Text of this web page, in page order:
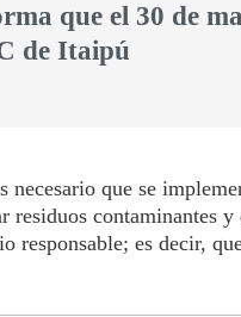
que el 30 de
de Itaipú
necesario que se
residuos contaminantes
responsable; es decir,